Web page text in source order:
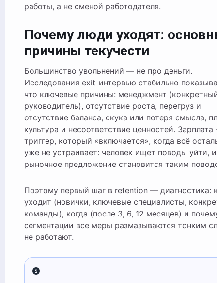
работы, а не сменой работодателя.
Почему люди уходят:
причины текучести
Большинство увольнений — не про деньги.
Исследования exit-интервью стабильно
что ключевые причины: менеджмент
руководитель), отсутствие роста, перегруз и
отсутствие баланса, скука или потеря смысла,
культура и несоответствие ценностей.
триггер, который «включается», когда всё
уже не устраивает: человек ищет поводы уйти, и
рыночное предложение становится таким
Поэтому первый шаг в retention — диагностика:
уходит (новички, ключевые специалисты,
команды), когда (после 3, 6, 12 месяцев) и
сегментации все меры размазываются тонким
не работают.